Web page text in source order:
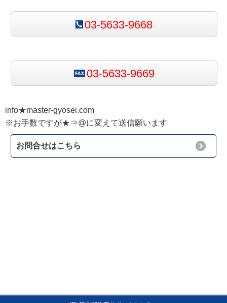
03-5633-9668
03-5633-9669
info★master-gyosei.com
※お手数ですが★⇒@に変えて送信願います
お問合せはこちら